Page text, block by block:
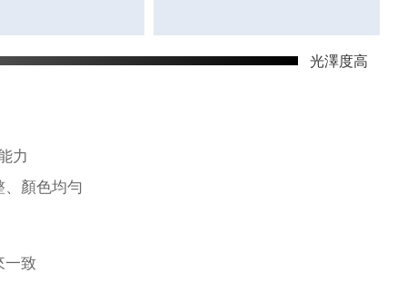
光澤度高
力
顏色均勻
一致